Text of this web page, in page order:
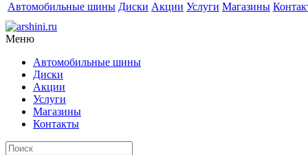
Автомобильные шины Диски Акции Услуги Магазины
Меню
Автомобильные шины
Диски
Акции
Услуги
Магазины
Контакты